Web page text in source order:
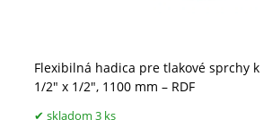
Flexibilná hadica pre tlakové sprchy k
1/2" x 1/2", 1100 mm – RDF
skladom 3 ks